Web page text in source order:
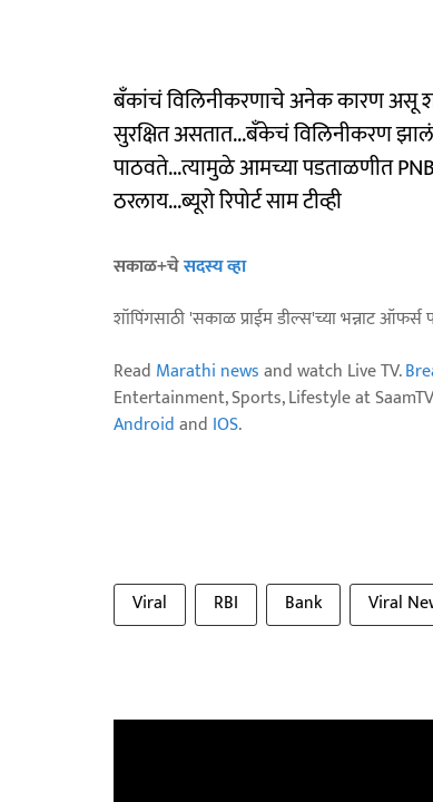
बँकांचं विलिनीकरणाचे अनेक कारण असू
सुरक्षित असतात...बँकेचं विलिनीकरण
पाठवते...त्यामुळे आमच्या पडताळणीत
ठरलाय...ब्यूरो रिपोर्ट साम टीव्ही
सकाळ+चेसदस्य व्हा
शॉपिंगसाठी 'सकाळ प्राईम डील्स'च्या भन्नाट ऑफर्स
Read Marathi newsand watch Live TV.
Entertainment, Sports, Lifestyle at
Androidand IOS.
Viral RBI Bank Viral